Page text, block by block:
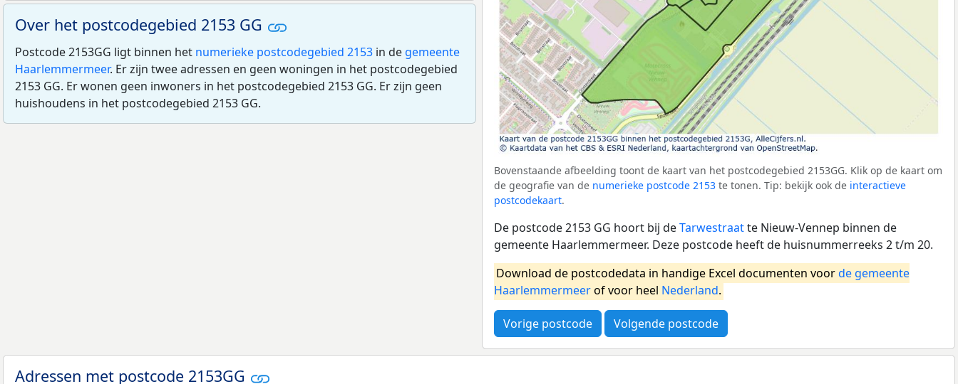
Over het postcodegebied 2153 GG
Postcode 2153GG ligt binnen het numerieke postcodegebied 2153 in de gemeente
Haarlemmermeer. Er zijn twee adressen en geen woningen in het postcodegebied
2153 GG. Er wonen geen inwoners in het postcodegebied 2153 GG. Er zijn geen
huishoudens in het postcodegebied 2153 GG.
Bovenstaande afbeelding toont de kaart van het postcodegebied 2153GG. Klik op de kaart om
de geografie van de numerieke postcode 2153 te tonen. Tip: bekijk ook de interactieve
postcodekaart.
De postcode 2153 GG hoort bij deTarwestraatte Nieuw-Vennep binnen de
gemeente Haarlemmermeer. Deze postcode heeft de huisnummerreeks 2 t/m 20.
Download de postcodedata in handige Excel documenten voorde gemeente
Haarlemmermeerof voor heel Nederland.
Vorige postcode Volgende postcode
Adressen met postcode 2153GG